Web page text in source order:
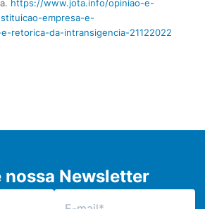
https://www.jota.info/opiniao-e-
empresa-e-
retorica-da-intransigencia-21122022
nossa Newsletter